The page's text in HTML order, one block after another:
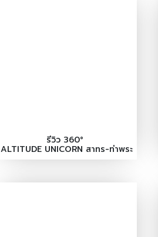
รีวิว 360°
ALTITUDE UNICORN สาทร-ท่าพระ